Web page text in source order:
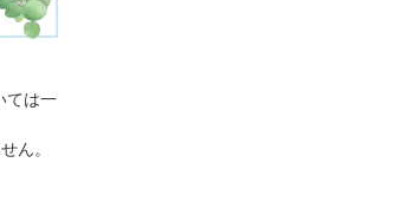
ては一
ん。